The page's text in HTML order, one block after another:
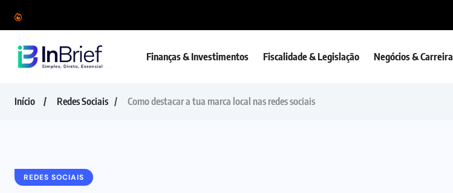
Finanças & Investimentos Fiscalidade & Legislação Negócios & Carreira
Início Redes Sociais Como destacar a tua marca local nas redes sociais
REDES SOCIAIS